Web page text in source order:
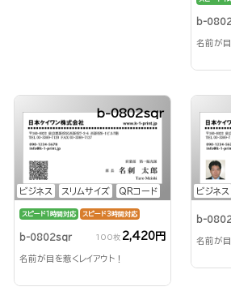
b-
名前が目
ビジネス スリムサイズ QRコード
b-0802sqr
スピード1時間対応 スピード3時間対応
b-0802sqr 100枚 2,420円
名前が目を惹くレイアウト！
ビジネス
b-
名前が目